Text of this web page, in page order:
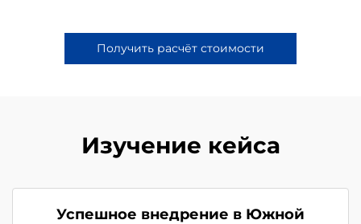
Получить расчёт стоимости
Изучение кейса
Успешное внедрение в Южной